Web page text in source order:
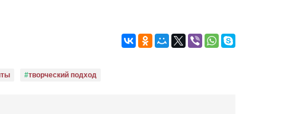
творческий подход